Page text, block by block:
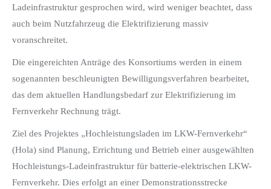
Ladeinfrastruktur gesprochen wird, wird weniger beachtet, dass
auch beim Nutzfahrzeug die Elektrifizierung massiv
voranschreitet.
Die eingereichten Anträge des Konsortiums werden in einem
sogenannten beschleunigten Bewilligungsverfahren bearbeitet,
das dem aktuellen Handlungsbedarf zur Elektrifizierung im
Fernverkehr Rechnung trägt.
Ziel des Projektes „Hochleistungsladen im LKW-Fernverkehr“
(Hola) sind Planung, Errichtung und Betrieb einer ausgewählten
Hochleistungs-Ladeinfrastruktur für batterie-elektrischen LKW-
Fernverkehr. Dies erfolgt an einer Demonstrationsstrecke